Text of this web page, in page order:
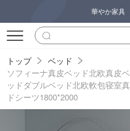
華やか家具
トップ
ベッド
ソフィーナ真皮ベッド北欧真皮
ッドダブルベッド北欧軟包寝室
ドシーツ1800*2000